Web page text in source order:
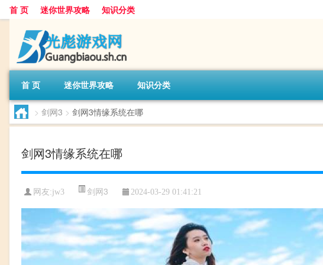
首 页 迷你世界攻略 知识分类
首 页 迷你世界攻略 知识分类
> 剑网3 > 剑网3情缘系统在哪
剑网3情缘系统在哪
网友:jw3 剑网3 2024-03-29 01:41:21